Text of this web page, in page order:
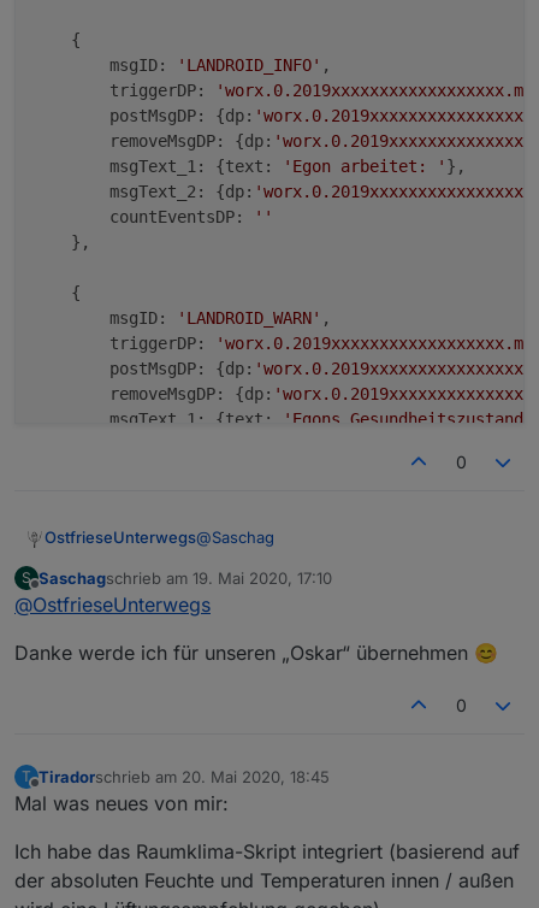
   isLikeEmpty(inputVar) {
if (typeof inputVar !==
let strTemp =
strTemp = strTemp.replace(/
strTemp = strTemp.replace(/
strTemp = strTemp.replace(/
strTemp = strTemp.replace(/
           } else {
               return true;
           }
       } else {
           return true;
    {
        msgID:
'LANDROID_INFO' ,
        triggerDP:
        postMsgDP: {dp:
        removeMsgDP: {dp:
        msgText_1: {text:
'Egon arbeitet: ' },
        msgText_2: {dp:
        countEventsDP:
''
    },
    {
        msgID:
'LANDROID_WARN' ,
        triggerDP:
        postMsgDP: {dp:
        removeMsgDP: {dp:
        msgText_1: {text:
'Egons
0
OstfrieseUnterwegs@Saschag
Im Moment so:
Man muss nun auf den Text vergleichen
        msgID: 'LANDROID_INFO',
removeMsgDP:
msgText_1: {text: 'Egon
msgText_2:
    },
S
Offline
Saschagschrieb am 19. Mai 2020, 17:10
zuletzt editiert von
@OstfrieseUnterwegs
Danke werde ich für unseren „Oskar“ übernehmen 😊
0
T
Offline
Tiradorschrieb am 20. Mai 2020, 18:45
zuletzt editiert von
Mal was neues von mir:
Ich habe das Raumklima-Skript integriert (basierend auf
der absoluten Feuchte und Temperaturen innen / außen